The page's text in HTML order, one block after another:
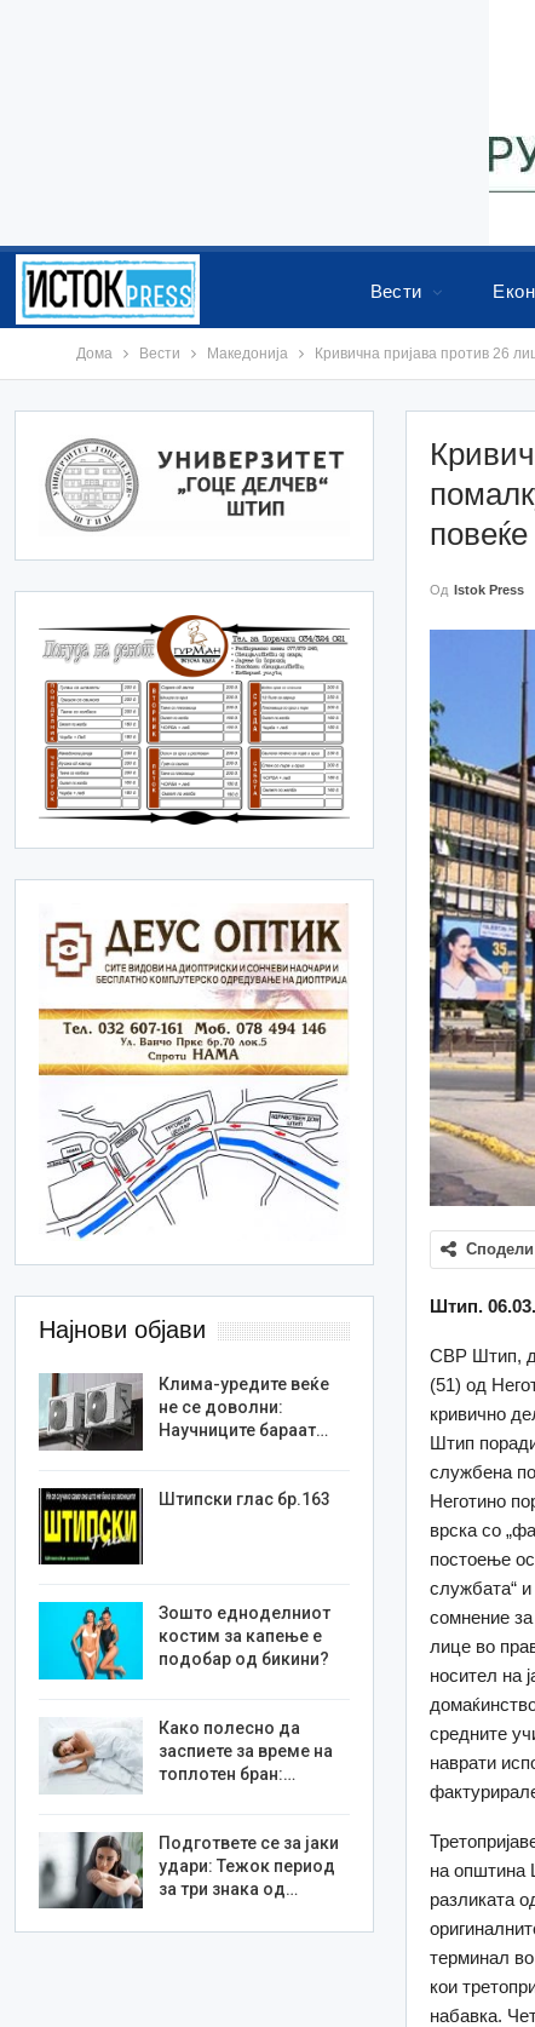
Вести
Дома Вести Македонија Кривична пријава против 26
повеќе
Од Istok Press
Сподели
Штип.
СВР Штип,
(51) од
кривично
Штип
службена
Неготино
врска со
постоење
службата“
сомнение
лице во
носител на
средните
наврати
на општина
разликата
терминал
кои
набавка.
Најнови објави
Клима-уредите веќе
не се доволни:
Научниците бараат…
Штипски глас бр.163
Зошто едноделниот
костим за капење е
подобар од бикини?
Како полесно да
заспиете за време на
топлотен бран:…
Подгответе се за јаки
удари: Тежок период
за три знака од…